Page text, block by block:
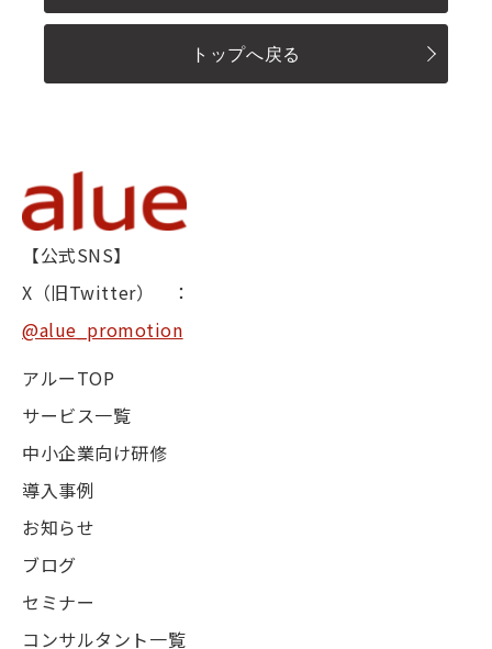
トップへ戻る
【公式SNS】
X（旧Twitter） ：
@alue_promotion
アルーTOP
サービス一覧
中小企業向け研修
導入事例
お知らせ
ブログ
セミナー
コンサルタント一覧